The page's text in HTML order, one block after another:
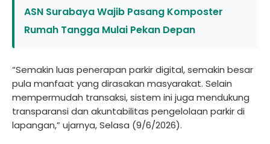
ASN Surabaya Wajib Pasang Komposter
Rumah Tangga Mulai Pekan Depan
“Semakin luas penerapan parkir digital, semakin besar
pula manfaat yang dirasakan masyarakat. Selain
mempermudah transaksi, sistem ini juga mendukung
transparansi dan akuntabilitas pengelolaan parkir di
lapangan,” ujarnya, Selasa (9/6/2026).